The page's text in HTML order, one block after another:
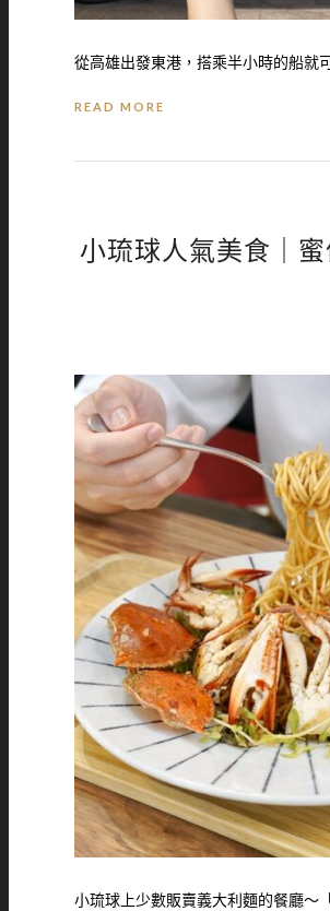
從高雄出發東港，搭乘半小時的船就
READ MORE
小琉球人氣美食｜
小琉球上少數販賣義大利麵的餐廳～